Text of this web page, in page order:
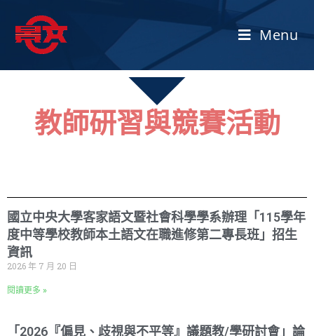
Menu
教師研習與競賽活動
國立中央大學客家語文暨社會科學學系辦理「115學年
度中等學校教師本土語文在職進修第二專長班」招生
資訊
2026 年 7 月 20 日
閱讀更多 »
「2026『偏見、歧視與不平等』議題教/學研討會」論